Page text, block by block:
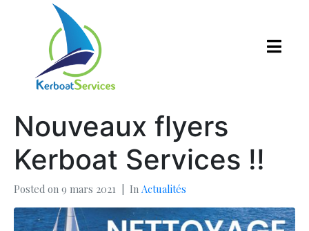
Nouveaux flyers
Kerboat Services !!
Posted on 9 mars 2021 In Actualités